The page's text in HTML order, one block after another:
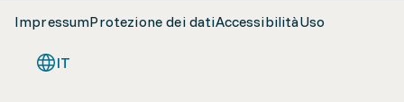
ImpressumProtezione dei datiAccessibilitàUso
IT